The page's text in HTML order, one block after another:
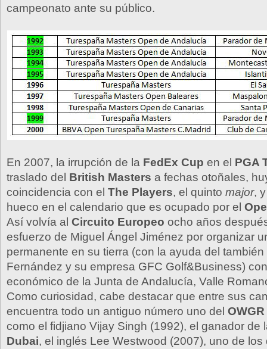
campeonato ante su público.
En 2007, la irrupción de la FedEx Cup en el PGA
traslado del British Masters a fechas otoñales,
coincidencia con el The Players, el quinto major,
hueco en el calendario que es ocupado por el
Así volvía al Circuito Europeo ocho años
esfuerzo de Miguel Ángel Jiménez por organizar
permanente en su tierra (con la ayuda del
Fernández y su empresa GFC Golf&Business)
económico de la Junta de Andalucía, Valle
Como curiosidad, cabe destacar que entre sus
encuentra todo un antiguo número uno del OWGR
como el fidjiano Vijay Singh (1992), el ganador de
Dubai, el inglés Lee Westwood (2007), uno de